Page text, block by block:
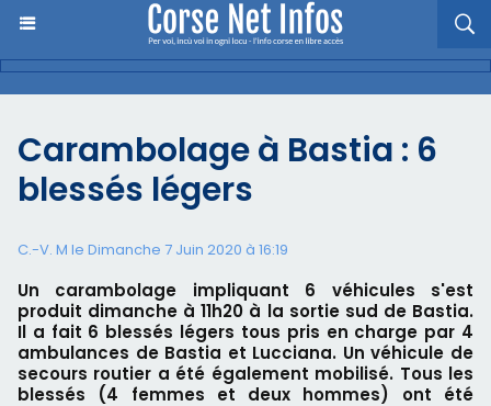
Carambolage à Bastia : 6
blessés légers
C.-V. M le Dimanche 7 Juin 2020 à 16:19
Un carambolage impliquant 6 véhicules s'est
produit dimanche à 11h20 à la sortie sud de Bastia.
Il a fait 6 blessés légers tous pris en charge par 4
ambulances de Bastia et Lucciana. Un véhicule de
secours routier a été également mobilisé. Tous les
blessés (4 femmes et deux hommes) ont été